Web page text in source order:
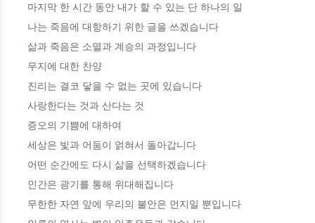
마지막 한 시간 동안 내가 할 수 있는 단 하나의 일
나는 죽음에 대항하기 위한 글을 쓰겠습니다
삶과 죽음은 소멸과 계승의 과정입니다
무지에 대한 찬양
진리는 결코 닿을 수 없는 곳에 있습니다
사랑한다는 것과 산다는 것
증오의 기쁨에 대하여
세상은 빛과 어둠이 얽혀서 돌아갑니다
어떤 순간에도 다시 삶을 선택하겠습니다
인간은 광기를 통해 위대해집니다
무한한 자연 앞에 우리의 불안은 먼지일 뿐입니다